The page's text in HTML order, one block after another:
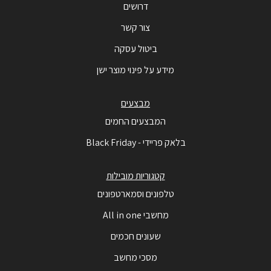
דרושים
צור קשר
ביטול עסקה
מידע על פינוי מוצר ישן
מבצעים
המבצעים החמים
בלאק פריידי - Black Friday
קטגוריות מובילות
טלפונים וסמארטפונים
מחשבי All in one
שעונים חכמים
מסכי מחשב